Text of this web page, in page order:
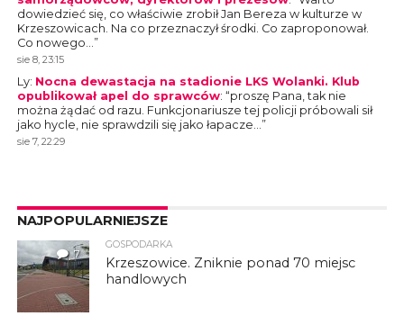
dowiedzieć się, co właściwie zrobił Jan Bereza w kulturze w
Krzeszowicach. Na co przeznaczył środki. Co zaproponował.
Co nowego…”
sie 8, 23:15
Ly: Nocna dewastacja na stadionie LKS Wolanki. Klub
opublikował apel do sprawców: “proszę Pana, tak nie
można żądać od razu. Funkcjonariusze tej policji próbowali sił
jako hycle, nie sprawdzili się jako łapacze…”
sie 7, 22:29
NAJPOPULARNIEJSZE
7
GOSPODARKA
Krzeszowice. Zniknie ponad 70 miejsc
handlowych